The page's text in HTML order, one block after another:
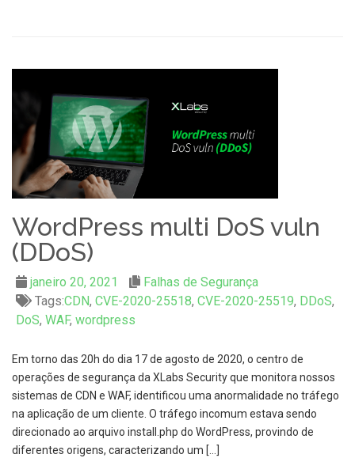
WordPress multi DoS vuln
(DDoS)
janeiro 20, 2021
Falhas de Segurança
Tags:CDN, CVE-2020-25518, CVE-2020-25519, DDoS,
DoS, WAF, wordpress
Em torno das 20h do dia 17 de agosto de 2020, o centro de
operações de segurança da XLabs Security que monitora nossos
sistemas de CDN e WAF, identificou uma anormalidade no tráfego
na aplicação de um cliente. O tráfego incomum estava sendo
direcionado ao arquivo install.php do WordPress, provindo de
diferentes origens, caracterizando um […]